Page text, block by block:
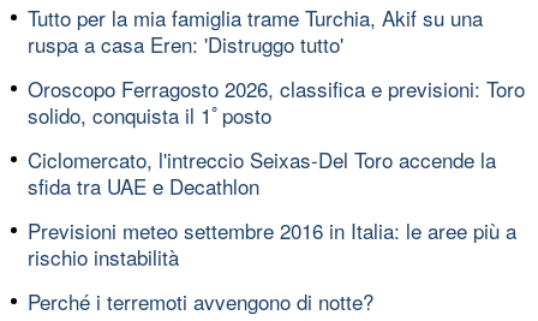
Tutto per la mia famiglia trame Turchia, Akif su una
ruspa a casa Eren: 'Distruggo tutto'
Oroscopo Ferragosto 2026, classifica e previsioni: Toro
solido, conquista il 1ﾟposto
Ciclomercato, l'intreccio Seixas-Del Toro accende la
sfida tra UAE e Decathlon
Previsioni meteo settembre 2016 in Italia: le aree più a
rischio instabilità
Perché i terremoti avvengono di notte?